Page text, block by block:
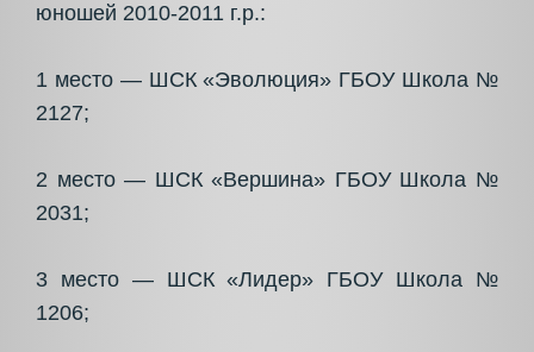
юношей 2010-2011 г.р.:
1 место — ШСК «Эволюция» ГБОУ Школа №
2127;
2 место — ШСК «Вершина» ГБОУ Школа №
2031;
3 место — ШСК «Лидер» ГБОУ Школа №
1206;